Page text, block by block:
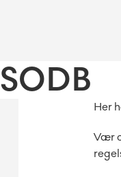
SODB
Her
Vær